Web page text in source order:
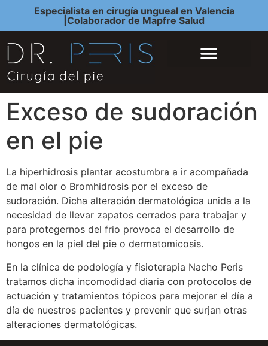
Especialista en cirugía ungueal en Valencia
|Colaborador de Mapfre Salud
Exceso de sudoración
en el pie
La hiperhidrosis plantar acostumbra a ir acompañada
de mal olor o Bromhidrosis por el exceso de
sudoración. Dicha alteración dermatológica unida a la
necesidad de llevar zapatos cerrados para trabajar y
para protegernos del frio provoca el desarrollo de
hongos en la piel del pie o dermatomicosis.
En la clínica de podología y fisioterapia Nacho Peris
tratamos dicha incomodidad diaria con protocolos de
actuación y tratamientos tópicos para mejorar el día a
día de nuestros pacientes y prevenir que surjan otras
alteraciones dermatológicas.